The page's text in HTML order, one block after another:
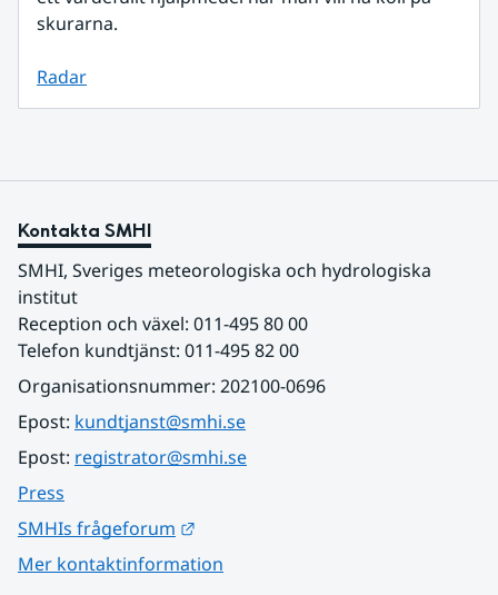
skurarna.
Radar
Kontakta SMHI
SMHI, Sveriges meteorologiska och hydrologiska
institut
Reception och växel: 011-495 80 00
Telefon kundtjänst: 011-495 82 00
Organisationsnummer: 202100-0696
Epost: kundtjanst@smhi.se
Epost: registrator@smhi.se
Press
SMHIs frågeforum
Mer kontaktinformation